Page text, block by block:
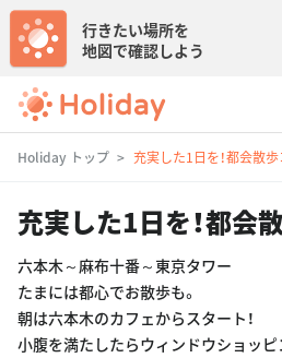
行きたい場所を
地図で確認しよう
Holiday トップ 充実した1日を！都会散歩
充実した1日を！都会
六本木～麻布十番～東京タワー
たまには都心でお散歩も。
朝は六本木のカフェからスタート！
小腹を満たしたらウィンドウショッ